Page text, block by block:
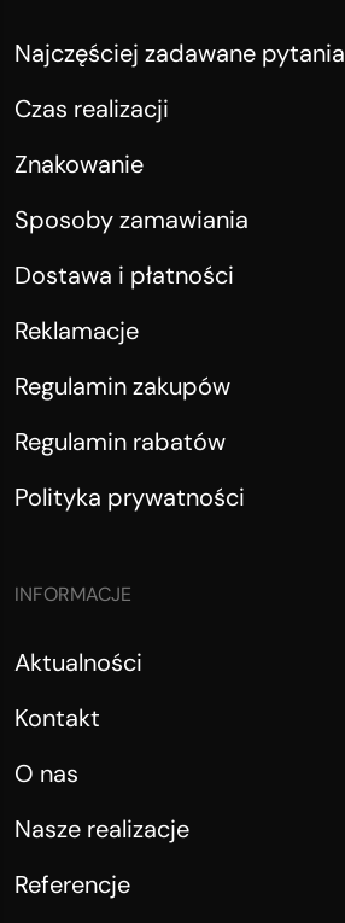
Najczęściej zadawane pytania
Czas realizacji
Znakowanie
Sposoby zamawiania
Dostawa i płatności
Reklamacje
Regulamin zakupów
Regulamin rabatów
Polityka prywatności
INFORMACJE
Aktualności
Kontakt
O nas
Nasze realizacje
Referencje